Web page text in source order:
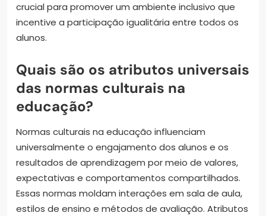
crucial para promover um ambiente inclusivo que
incentive a participação igualitária entre todos os
alunos.
Quais são os atributos universais
das normas culturais na
educação?
Normas culturais na educação influenciam
universalmente o engajamento dos alunos e os
resultados de aprendizagem por meio de valores,
expectativas e comportamentos compartilhados.
Essas normas moldam interações em sala de aula,
estilos de ensino e métodos de avaliação. Atributos